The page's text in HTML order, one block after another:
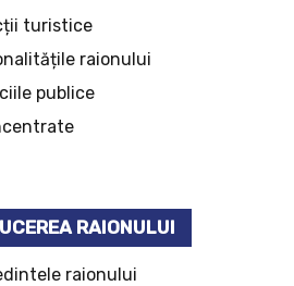
turistice
raionului
publice
RAIONULUI
raionului